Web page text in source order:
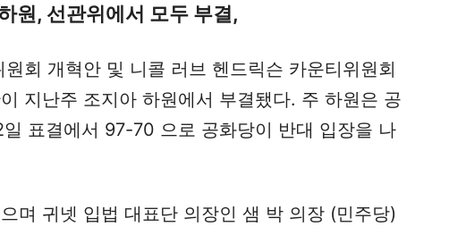
원, 선관위에서 모두 부결,
회 개혁안 및 니콜 러브 헨드릭슨 카운티위원회
지난주 조지아 하원에서 부결됐다. 주 하원은 공
표결에서 97-70 으로 공화당이 반대 입장을 나
며 귀넷 입법 대표단 의장인 샘 박 의장 (민주당)